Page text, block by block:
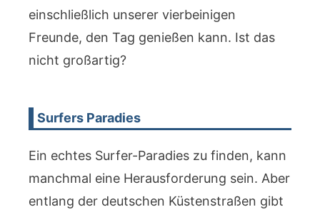
einschließlich unserer vierbeinigen
Freunde, den Tag genießen kann. Ist das
nicht großartig?
Surfers Paradies
Ein echtes Surfer-Paradies zu finden, kann
manchmal eine Herausforderung sein. Aber
entlang der deutschen Küstenstraßen gibt